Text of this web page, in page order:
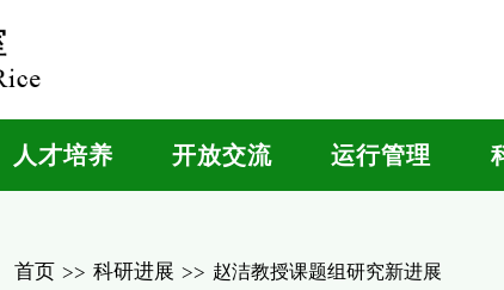
人才培养 开放交流 运行管理
首页 >> 科研进展 >> 赵洁教授课题组研究新进展